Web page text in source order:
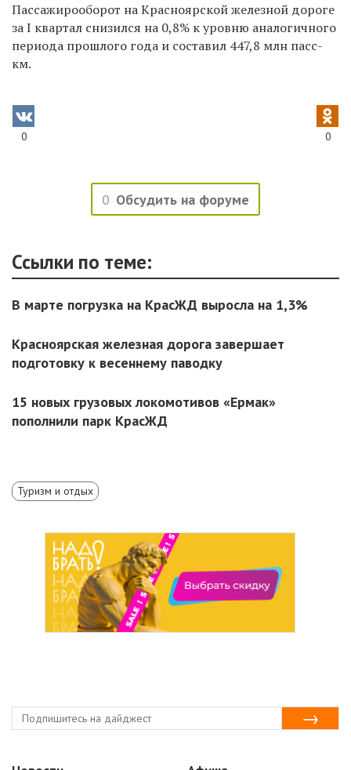
Пассажирооборот на Красноярской железной дороге
заI квартал снизился на 0,8% к уровню аналогичного
периода прошлого года и составил 447,8 млн пасс-
км.
0 0
0 Обсудить на форуме
Ссылки по теме:
В марте погрузка на КрасЖД выросла на 1,3%
Красноярская железная дорога завершает
подготовку к весеннему паводку
15 новых грузовых локомотивов «Ермак»
пополнили парк КрасЖД
Туризм и отдых